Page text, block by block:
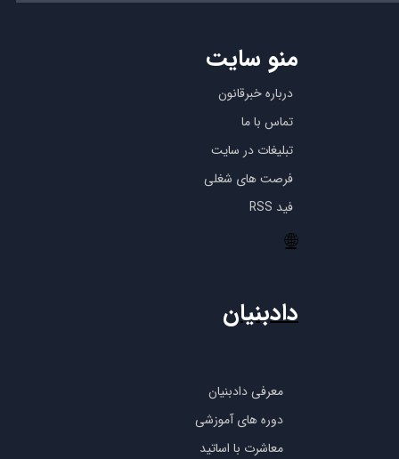
درباره خبرقانون
تماس با ما
تبلیغات در سایت
فرصت های شغلی
فید RSS
منو سایت
🌐
معرفی دادبنیان
دوره های آموزشی
معاشرت با اساتید
دادبنیان